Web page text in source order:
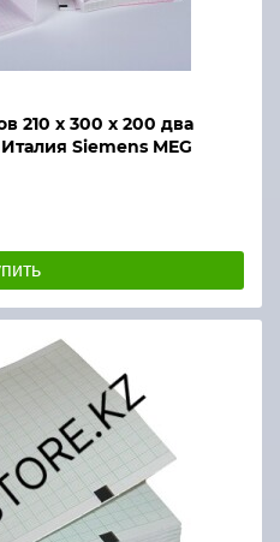
210 х 300 х 200 два
Siemens MEG